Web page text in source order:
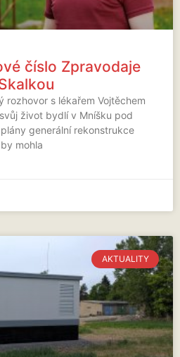
číslo Zpravodaje
rozhovor s lékařem Vojtěchem
život bydlí v Mníšku pod
generální rekonstrukce
mohla
AKTUALITY